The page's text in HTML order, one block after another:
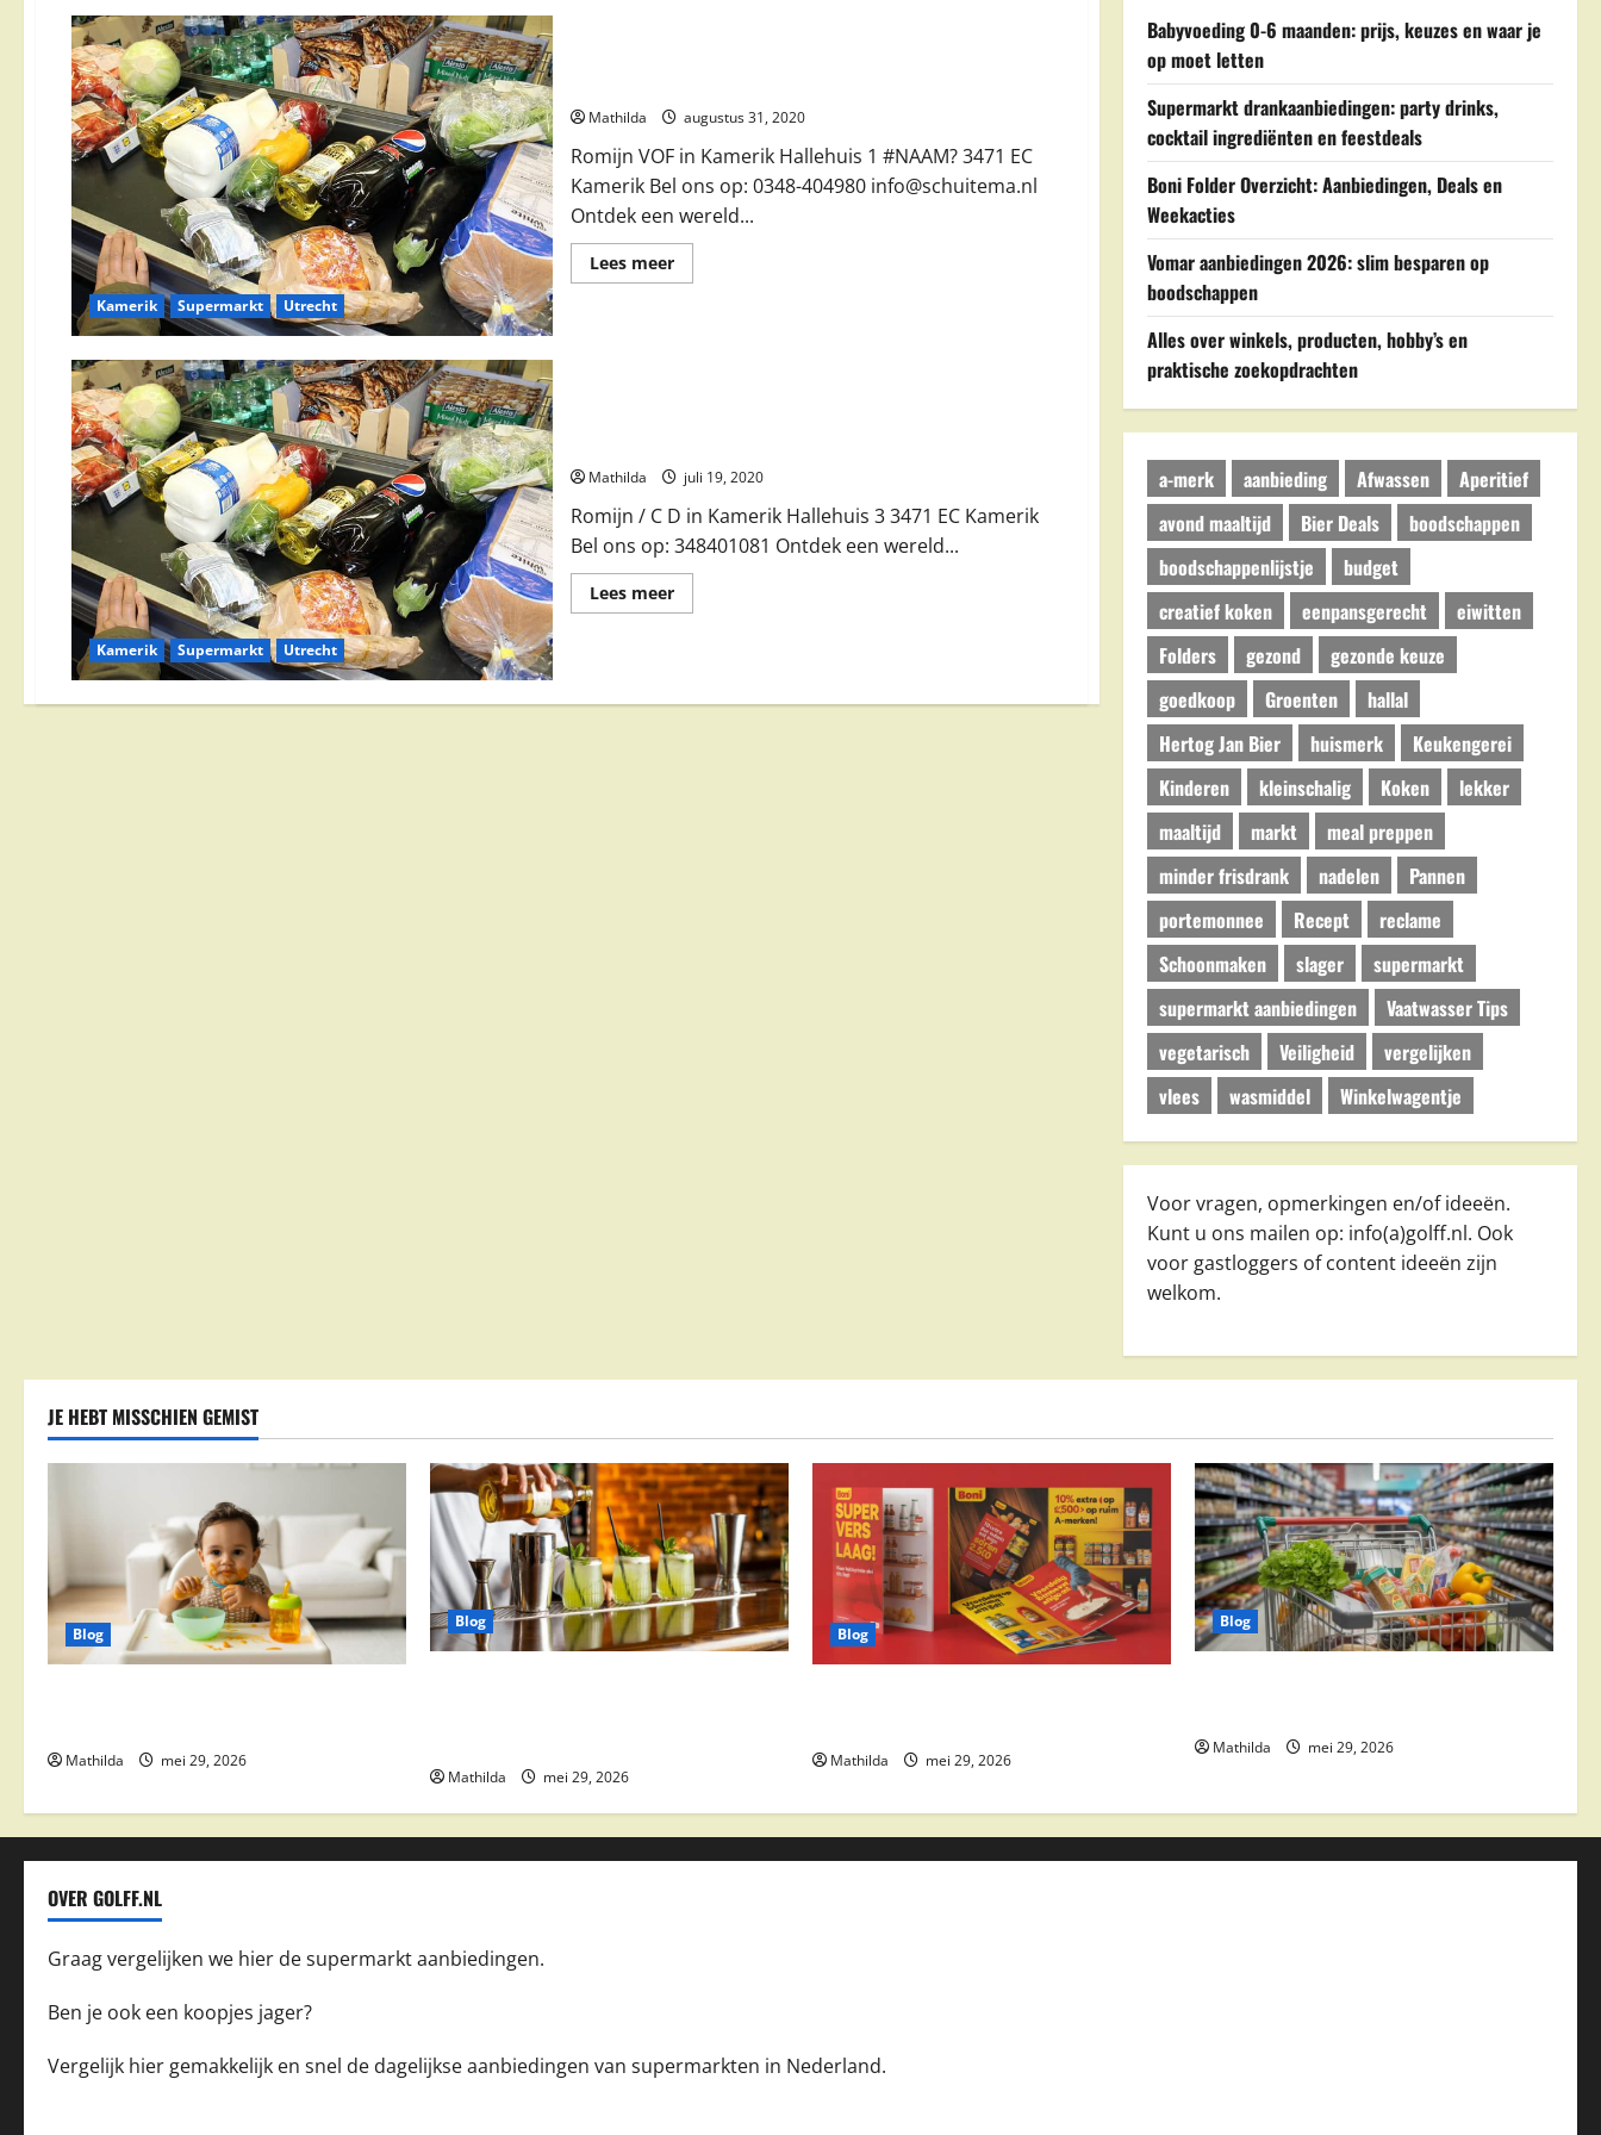
Kamerik Supermarkt Utrecht
Mathilda augustus 31, 2020
Romijn VOF in Kamerik Hallehuis 1 #NAAM? 3471 EC
Kamerik Bel ons op: 0348-404980 info@schuitema.nl
Ontdek een wereld...
Lees meerLees
meer
Kamerik Supermarkt Utrecht
Mathilda juli 19, 2020
Romijn / C D in Kamerik Hallehuis 3 3471 EC Kamerik
Bel ons op: 348401081 Ontdek een wereld...
Lees meerLees
meer
in
Babyvoeding 0-6 maanden: prijs, keuzes en waar je
op moet letten
Supermarkt drankaanbiedingen: party drinks,
cocktail ingrediënten en feestdeals
Boni Folder Overzicht: Aanbiedingen, Deals en
Weekacties
Vomar aanbiedingen 2026: slim besparen op
boodschappen
Alles over winkels, producten, hobby’s en
praktische zoekopdrachten
a-merk aanbieding Afwassen
Aperitief
avond maaltijd
Bier Deals
boodschappen
boodschappenlijstje
budget
creatief koken
eenpansgerecht
eiwitten
Folders
gezond
gezonde keuze
goedkoop
Groenten
hallal
Hertog Jan Bier
huismerk
Keukengerei
Kinderen
kleinschalig Koken
lekker
maaltijd
markt
meal preppen
minder frisdrank
nadelen
Pannen
portemonnee
Recept
reclame
Schoonmaken
slager
supermarkt
supermarkt aanbiedingen
Vaatwasser Tips
vegetarisch
Veiligheid
vergelijken
vlees
wasmiddel Winkelwagentje
Voor vragen, opmerkingen en/of ideeën.
Kunt u ons mailen op: info(a)golff.nl. Ook
voor gastloggers of content ideeën zijn
welkom.
JE HEBT MISSCHIEN GEMIST
Blog
Mathilda mei 29, 2026
Blog
Mathilda mei 29, 2026
Blog
Mathilda mei 29, 2026
Blog
Mathilda mei 29, 2026
OVER GOLFF.NL
Graag vergelijken we hier de supermarkt aanbiedingen.
Ben je ook een koopjes jager?
Vergelijk hier gemakkelijk en snel de dagelijkse aanbiedingen van supermarkten in Nederland.